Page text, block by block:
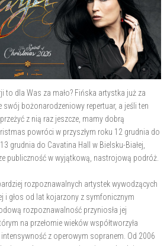
to dla Was za mało? Fińska artystka już za
swój bożonarodzeniowy repertuar, a jeśli ten
z nią raz jeszcze, mamy dobrą
powróci w przyszłym roku 12 grudnia do
grudnia do Cavatina Hall w Bielsku-Białej,
publiczność w wyjątkową, nastrojową podróż.
rozpoznawalnych artystek wywodzących
i głos od lat kojarzony z symfonicznym
rozpoznawalność przyniosła jej
na przełomie wieków współtworzyła
intensywność z operowym sopranem. Od 2006